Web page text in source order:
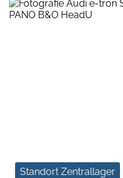
Standort Zentrallager